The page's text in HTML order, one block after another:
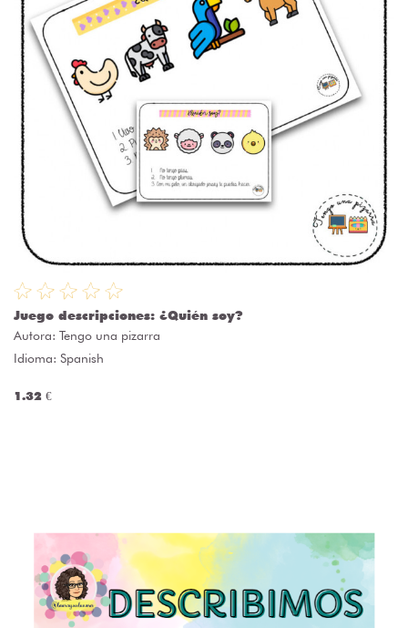
Juego descripciones: ¿Quién soy?
Autora: Tengo una pizarra
Idioma: Spanish
1.32 €